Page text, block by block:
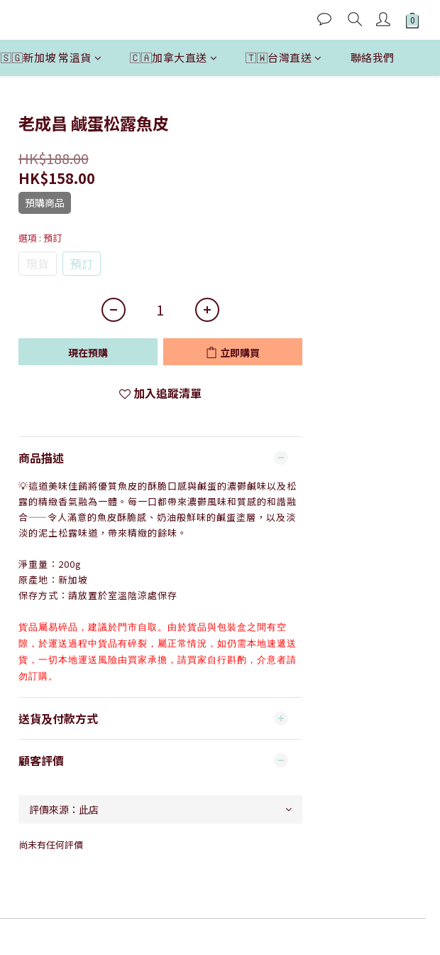
🇸🇬新加坡 常溫貨 🇨🇦加拿大直送 🇹🇼台灣直送 聯絡我們
老成昌 鹹蛋松露魚皮
HK$188.00
HK$158.00
預購商品
選項 : 預訂
現貨 預訂
現在預購 立即購買
加入追蹤清單
商品描述
💡這道美味佳餚將優質魚皮的酥脆口感與鹹蛋的濃鬱鹹味以及松
露的精緻香氣融為一體。每一口都帶來濃鬱風味和質感的和諧融
合——令人滿意的魚皮酥脆感、奶油般鮮味的鹹蛋塗層，以及淡
淡的泥土松露味道，帶來精緻的餘味。
淨重量：200g
原產地：新加坡
保存方式：請放置於室溫陰涼處保存
貨品 屬易碎品， 建議於門市自取。 由於貨品與包裝盒之間有空
隙，於運送過程中貨品有碎裂，屬正常情況， 如仍需本地速遞送
貨，一切本地運送風險由買家承擔， 請買家自行斟酌， 介意者請
勿訂購。
送貨及付款方式
顧客評價
尚未有任何評價